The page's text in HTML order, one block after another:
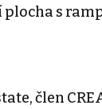
s
člen